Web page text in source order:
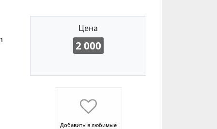
Цена
2 000
Добавить в любимые